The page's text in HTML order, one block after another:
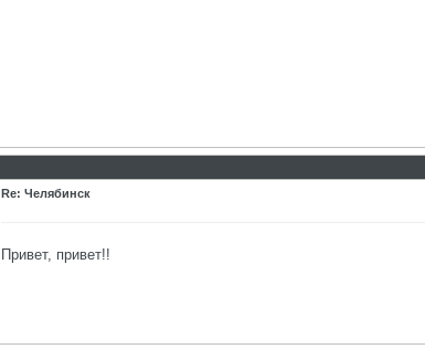
Re: Челябинск
Привет, привет!!